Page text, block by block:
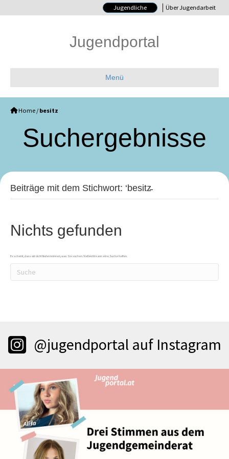
Jugendliche Über Jugendarbeit
Jugendportal
Menü
Home / besitz
Such­ergebnisse
Beiträge mit dem Stichwort: ‘besitz̵
Nichts gefunden
Es scheint, dass wir nicht finden können, was Sie suchen. Vielleicht kann eine Suche helfen.
@jugendportal auf Instagram